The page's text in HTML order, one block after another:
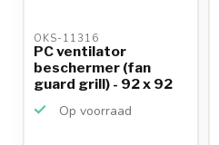
OKS-11316
PC ventilator
beschermer (fan
guard grill) - 92 x 92
Op voorraad